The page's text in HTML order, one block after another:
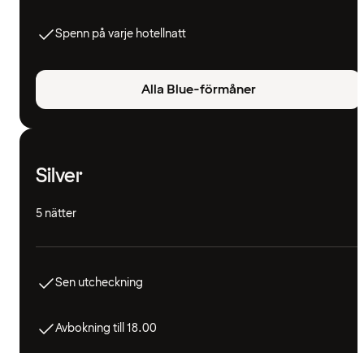
Spenn på varje hotellnatt
Alla Blue-förmåner
Silver
5 nätter
Sen utcheckning
Avbokning till 18.00